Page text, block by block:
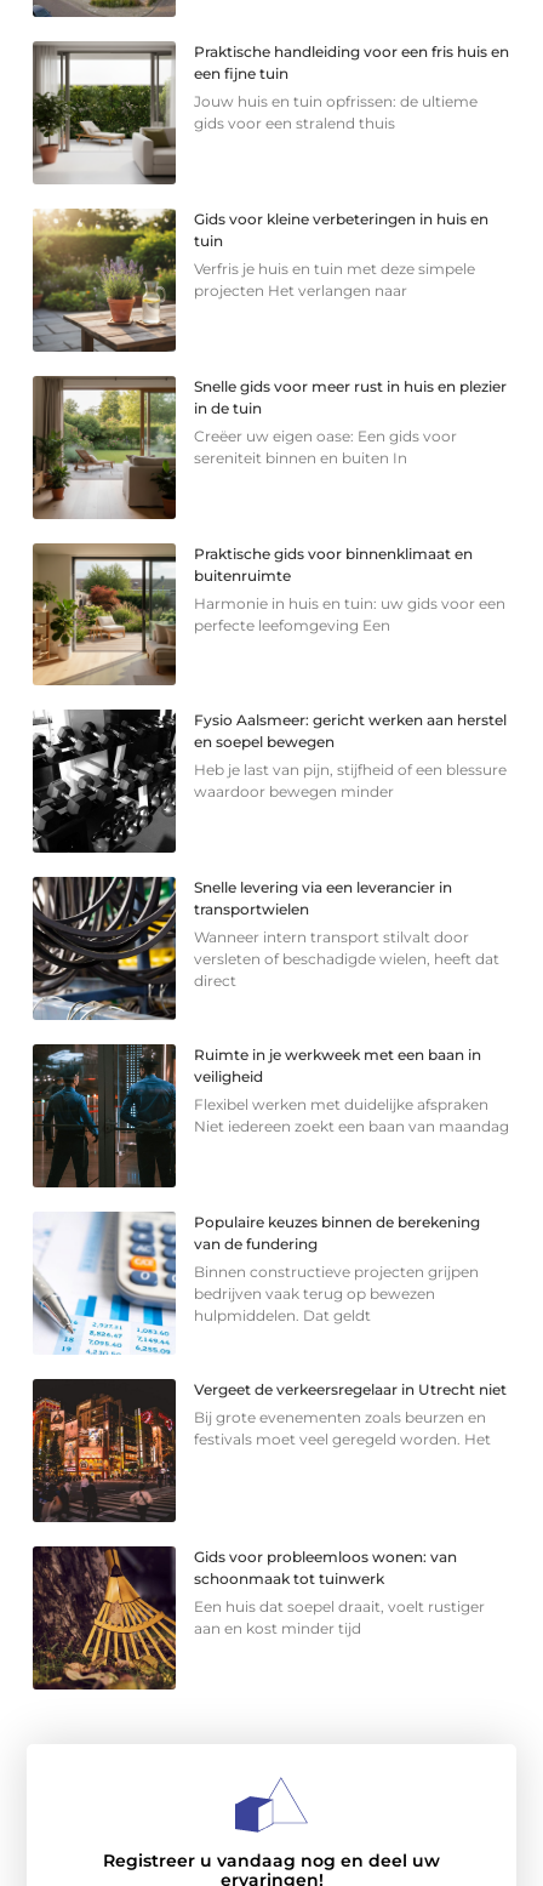
Praktische handleiding voor een fris huis en
een fijne tuin
Jouw huis en tuin opfrissen: de ultieme
gids voor een stralend thuis
Gids voor kleine verbeteringen in huis en
tuin
Verfris je huis en tuin met deze simpele
projecten Het verlangen naar
Snelle gids voor meer rust in huis en plezier
in de tuin
Creëer uw eigen oase: Een gids voor
sereniteit binnen en buiten In
Praktische gids voor binnenklimaat en
buitenruimte
Harmonie in huis en tuin: uw gids voor een
perfecte leefomgeving Een
Fysio Aalsmeer: gericht werken aan herstel
en soepel bewegen
Heb je last van pijn, stijfheid of een blessure
waardoor bewegen minder
Snelle levering via een leverancier in
transportwielen
Wanneer intern transport stilvalt door
versleten of beschadigde wielen, heeft dat
direct
Ruimte in je werkweek met een baan in
veiligheid
Flexibel werken met duidelijke afspraken
Niet iedereen zoekt een baan van maandag
Populaire keuzes binnen de berekening
van de fundering
Binnen constructieve projecten grijpen
bedrijven vaak terug op bewezen
hulpmiddelen. Dat geldt
Vergeet de verkeersregelaar in Utrecht niet
Bij grote evenementen zoals beurzen en
festivals moet veel geregeld worden. Het
Gids voor probleemloos wonen: van
schoonmaak tot tuinwerk
Een huis dat soepel draait, voelt rustiger
aan en kost minder tijd
Registreer u vandaag nog en deel uw
ervaringen!